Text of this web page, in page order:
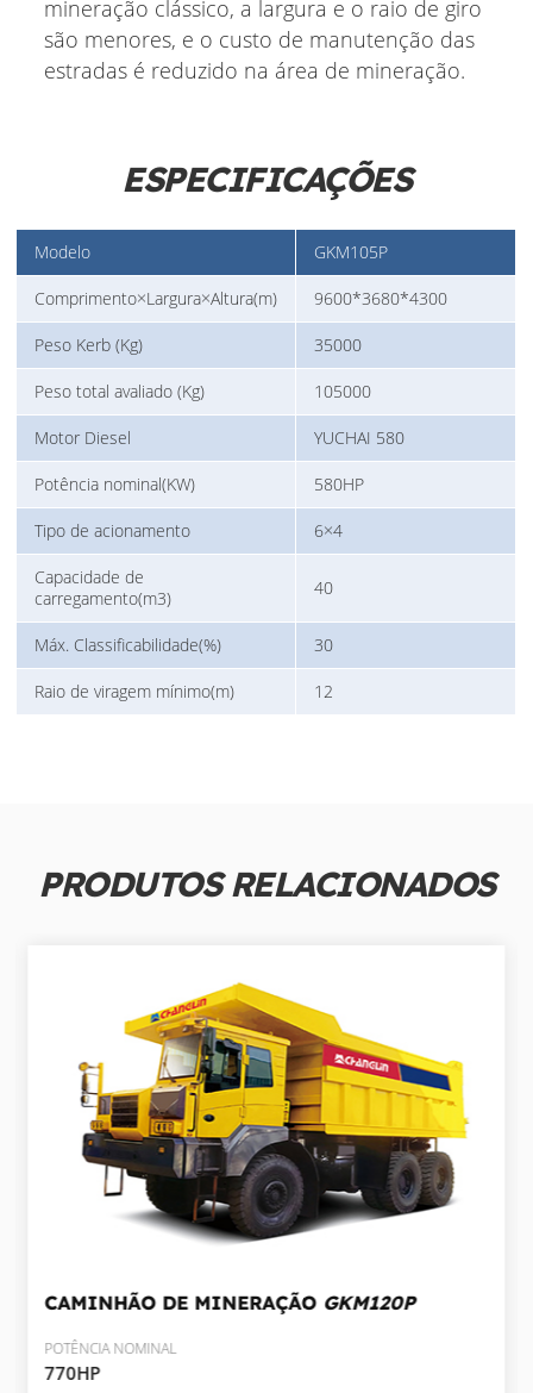
mineração clássico, a largura e o raio de giro
são menores, e o custo de manutenção das
estradas é reduzido na área de mineração.
ESPECIFICAÇÕES
Modelo GKM105P
Comprimento×Largura×Altura(m) 9600*3680*4300
Peso Kerb (Kg) 35000
Peso total avaliado (Kg) 105000
Motor Diesel YUCHAI 580
Potência nominal(KW) 580HP
Tipo de acionamento 6×4
Capacidade de
carregamento(m3)
40
Máx. Classificabilidade(%) 30
Raio de viragem mínimo(m) 12
PRODUTOS RELACIONADOS
CAMINHÃO DE MINERAÇÃO GKM120P
POTÊNCIA NOMINAL
770HP